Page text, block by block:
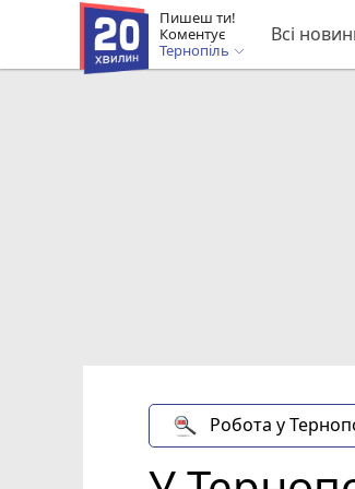
Пишеш ти!
Коментує
Тернопіль
Всі
Робота у